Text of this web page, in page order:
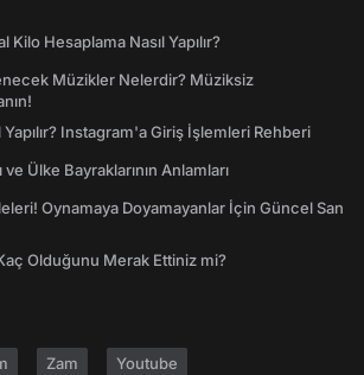
Hesaplama Nasıl Yapılır?
Müzikler Nelerdir? Müziksiz
Yapılır? Instagram'a Giriş İşlemleri Rehberi
Ülke Bayraklarının Anlamları
Oynamaya Doyamayanlar İçin Güncel San
Olduğunu Merak Ettiniz mi?
Zam Youtube